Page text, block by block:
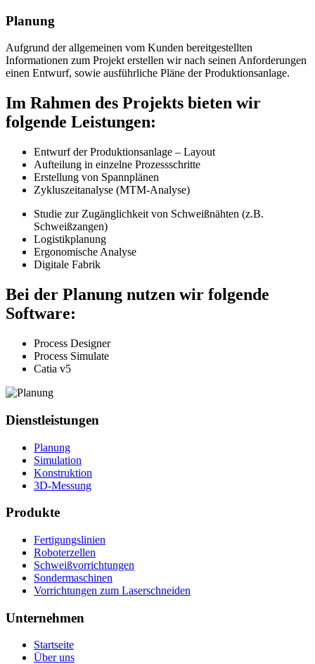
Planung
Aufgrund der allgemeinen vom Kunden bereitgestellten
Informationen zum Projekt erstellen wir nach seinen Anforderungen
einen Entwurf, sowie ausführliche Pläne der Produktionsanlage.
Im Rahmen des Projekts bieten wir
folgende Leistungen:
Entwurf der Produktionsanlage – Layout
Aufteilung in einzelne Prozessschritte
Erstellung von Spannplänen
Zykluszeitanalyse (MTM-Analyse)
Studie zur Zugänglichkeit von Schweißnähten (z.B.
Schweißzangen)
Logistikplanung
Ergonomische Analyse
Digitale Fabrik
Bei der Planung nutzen wir folgende
Software:
Process Designer
Process Simulate
Catia v5
Dienstleistungen
Planung
Simulation
Konstruktion
3D-Messung
Produkte
Fertigungslinien
Roboterzellen
Schweißvorrichtungen
Sondermaschinen
Vorrichtungen zum Laserschneiden
Unternehmen
Startseite
Über uns